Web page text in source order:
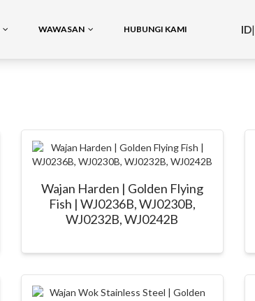
WAWASAN HUBUNGI KAMI ID|
Wajan Harden | Golden Flying
Fish | WJ0236B, WJ0230B,
WJ0232B, WJ0242B